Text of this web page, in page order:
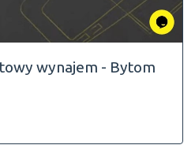
wynajem - Bytom